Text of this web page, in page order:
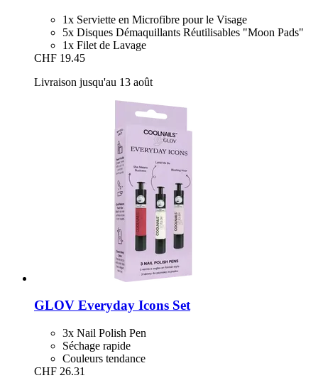
1x Serviette en Microfibre pour le Visage
5x Disques Démaquillants Réutilisables "Moon Pads"
1x Filet de Lavage
CHF 19.45
Livraison jusqu'au 13 août
GLOV Everyday Icons Set
3x Nail Polish Pen
Séchage rapide
Couleurs tendance
CHF 26.31